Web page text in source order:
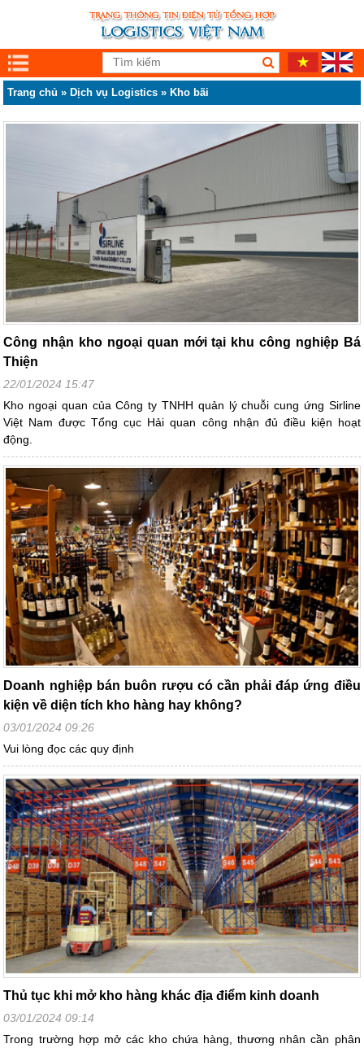
Trang chủ » Dịch vụ Logistics » Kho bãi
Công nhận kho ngoại quan mới tại khu công nghiệp Bá
Thiện
22/01/2024 15:47
Kho ngoại quan của Công ty TNHH quản lý chuỗi cung ứng Sirline
Việt Nam được Tổng cục Hải quan công nhận đủ điều kiện hoạt
động.
Doanh nghiệp bán buôn rượu có cần phải đáp ứng điều
kiện về diện tích kho hàng hay không?
03/01/2024 09:26
Vui lòng đọc các quy định
Thủ tục khi mở kho hàng khác địa điểm kinh doanh
03/01/2024 09:14
Trong trường hợp mở các kho chứa hàng, thương nhân cần phân